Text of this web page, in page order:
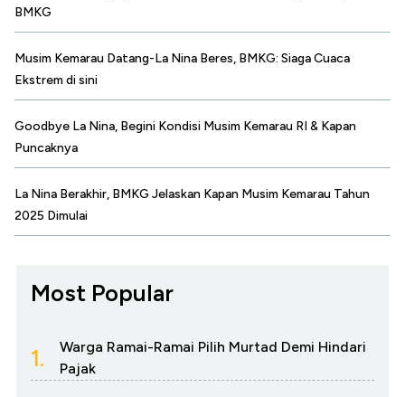
BMKG
Musim Kemarau Datang-La Nina Beres, BMKG: Siaga Cuaca
Ekstrem di sini
Goodbye La Nina, Begini Kondisi Musim Kemarau RI & Kapan
Puncaknya
La Nina Berakhir, BMKG Jelaskan Kapan Musim Kemarau Tahun
2025 Dimulai
Most Popular
1.
Warga Ramai-Ramai Pilih Murtad Demi Hindari
Pajak